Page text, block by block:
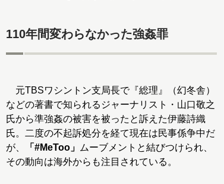
110年間変わらなかった強姦罪
元TBSワシントン支局長で『総理』（幻冬舎）
などの著書で知られるジャーナリスト・山口敬之
氏から準強姦の被害を被ったと訴えた伊藤詩織
氏。二度の不起訴処分を経て現在は民事係争中だ
が、
「#MeToo」
ムーブメントと結びつけられ、
その動向は海外からも注目されている。